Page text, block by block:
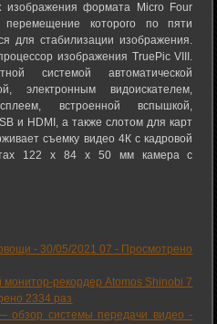
изображения формата Micro Four
которого по пяти
для стабилизации изображения.
изображения TruePic VIII.
системой автоматической
электронным видоискателем,
встроенной вспышкой,
и HDMI, а также слотом для карт
съемку видео 4К с кадровой
122 x 84 x 50 мм камера с
-30/05/2021 07 - Просмотрено
рекордер Atomos Shinobi 7
2334 раз
обзор системы передачи видео -